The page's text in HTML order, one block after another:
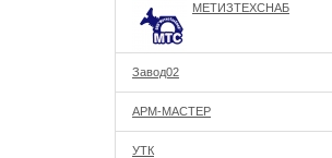
МЕТИЗТЕХСНАБ
Завод02
АРМ-МАСТЕР
УТК